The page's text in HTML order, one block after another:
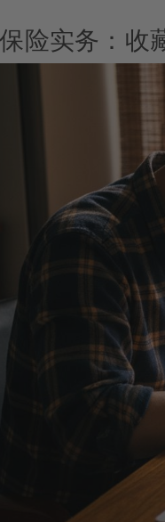
险实务：收